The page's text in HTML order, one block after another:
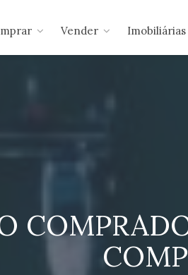
Vender Imobiliárias